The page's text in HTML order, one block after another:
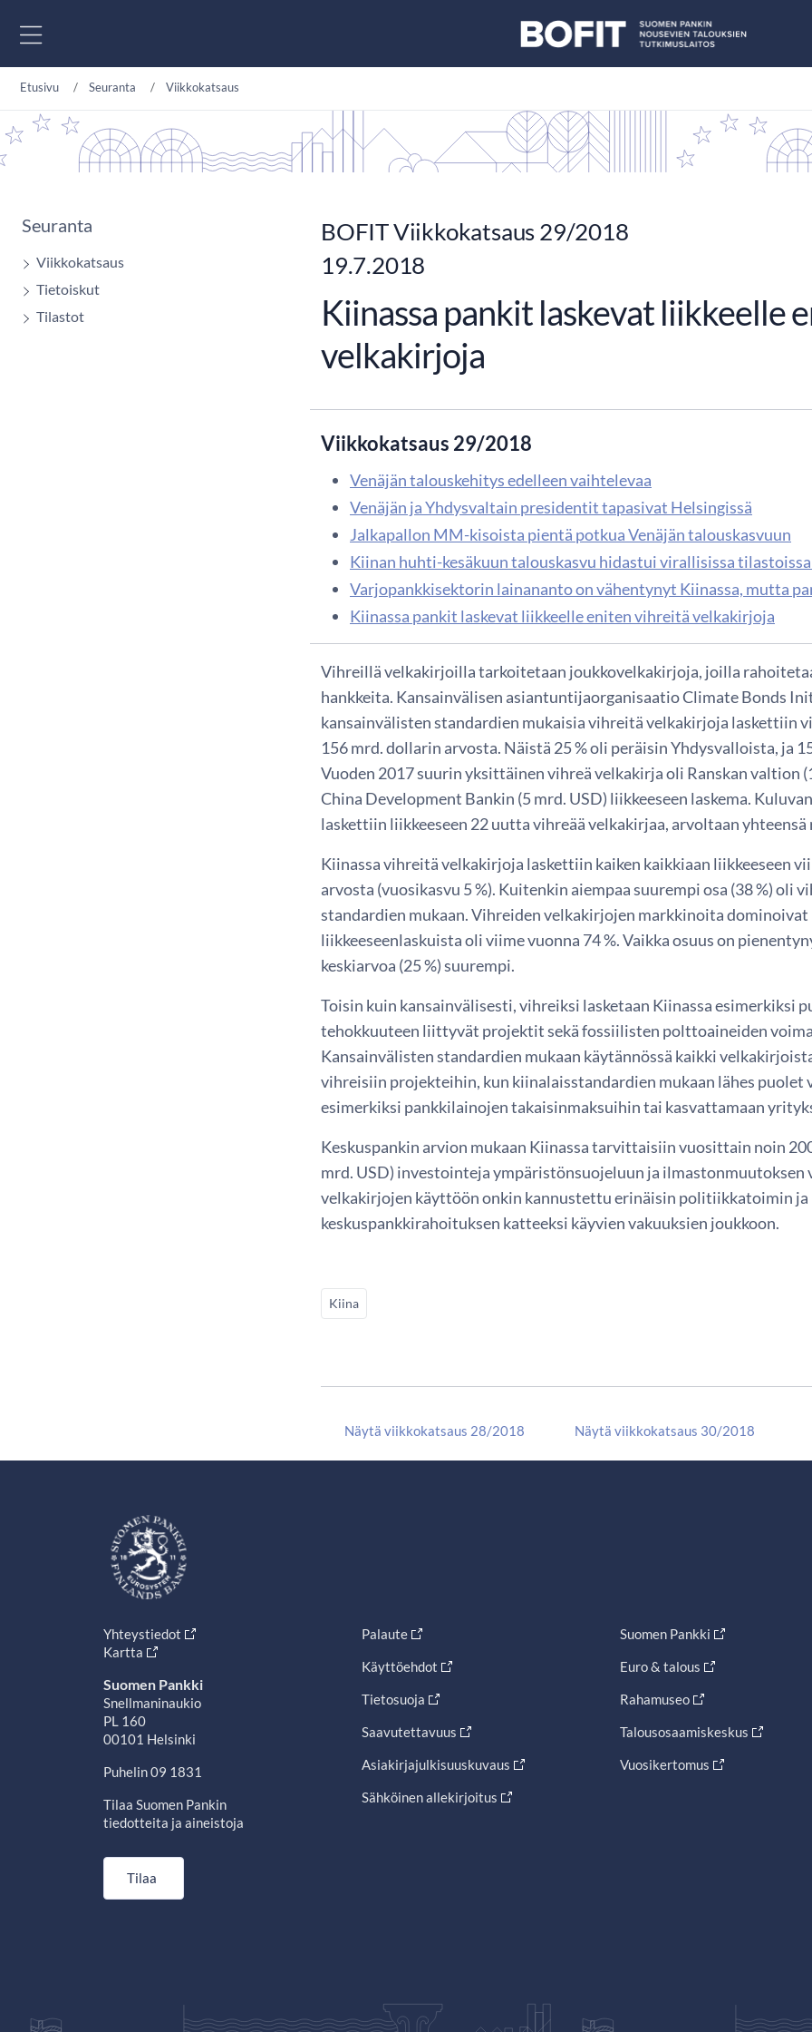
Etusivu Seuranta Viikkokatsaus
Seuranta
Viikkokatsaus
Tietoiskut
Tilastot
BOFIT Viikkokatsaus 29/2018
19.7.2018
Kiinassa pankit laskevat liikkeelle
velkakirjoja
Viikkokatsaus 29/2018
Venäjän talouskehitys edelleen vaihtelevaa
Venäjän ja Yhdysvaltain presidentit tapasivat Helsingissä
Jalkapallon MM-kisoista pientä potkua Venäjän talouskasvuun
Kiinan huhti-kesäkuun talouskasvu hidastui virallisissa
Varjopankkisektorin lainananto on vähentynyt Kiinassa, mutta
Kiinassa pankit laskevat liikkeelle eniten vihreitä velkakirjoja
Vihreillä velkakirjoilla tarkoitetaan joukkovelkakirjoja, joilla
hankkeita. Kansainvälisen asiantuntijaorganisaatio Climate Bonds
kansainvälisten standardien mukaisia vihreitä velkakirjoja laskettiin
156 mrd. dollarin arvosta. Näistä 25 % oli peräisin Yhdysvalloista, ja
Vuoden 2017 suurin yksittäinen vihreä velkakirja oli Ranskan valtion
China Development Bankin (5 mrd. USD) liikkeeseen laskema.
laskettiin liikkeeseen 22 uutta vihreää velkakirjaa, arvoltaan
Kiinassa vihreitä velkakirjoja laskettiin kaiken kaikkiaan liikkeeseen
arvosta (vuosikasvu 5 %). Kuitenkin aiempaa suurempi osa (38 %) oli
standardien mukaan. Vihreiden velkakirjojen markkinoita dominoivat
liikkeeseenlaskuista oli viime vuonna 74 %. Vaikka osuus on
keskiarvoa (25 %) suurempi.
Toisin kuin kansainvälisesti, vihreiksi lasketaan Kiinassa esimerkiksi
tehokkuuteen liittyvät projektit sekä fossiilisten polttoaineiden
Kansainvälisten standardien mukaan käytännössä kaikki
vihreisiin projekteihin, kun kiinalaisstandardien mukaan lähes puolet
esimerkiksi pankkilainojen takaisinmaksuihin tai kasvattamaan
Keskuspankin arvion mukaan Kiinassa tarvittaisiin vuosittain noin
mrd. USD) investointeja ympäristönsuojeluun ja ilmastonmuutoksen
velkakirjojen käyttöön onkin kannustettu erinäisin politiikkatoimin
keskuspankkirahoituksen katteeksi käyvien vakuuksien joukkoon.
Kiina
Näytä viikkokatsaus 28/2018 Näytä viikkokatsaus 30/2018
Yhteystiedot
Kartta
Suomen Pankki
Snellmaninaukio
PL 160
00101 Helsinki
Puhelin 09 1831
Tilaa Suomen Pankin
tiedotteita ja aineistoja
Tilaa
Palaute
Käyttöehdot
Tietosuoja
Saavutettavuus
Asiakirjajulkisuuskuvaus
Sähköinen allekirjoitus
Suomen Pankki
Euro & talous
Rahamuseo
Talousosaamiskeskus
Vuosikertomus